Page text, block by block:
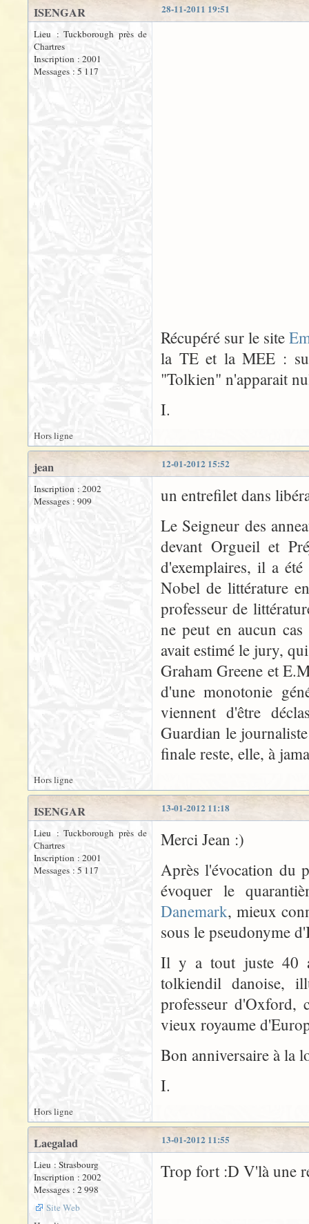
28-11-2011 19:51
ISENGAR
Lieu : Tuckborough près de
Chartres
Inscription : 2001
Messages : 5 117
Récupéré sur le site
la TE et la MEE :
"Tolkien" n'apparait
I.
Hors ligne
12-01-2012 15:52
jean
Inscription : 2002
Messages : 909
un entrefilet dans
Le Seigneur des
devant Orgueil et
d'exemplaires, il a
Nobel de littérature
professeur de
ne peut en aucun
avait estimé le jury,
Graham Greene et
d'une monotonie
viennent d'être
Guardian le
finale reste, elle, à
Hors ligne
13-01-2012 11:18
ISENGAR
Lieu : Tuckborough près de
Chartres
Inscription : 2001
Messages : 5 117
Merci Jean :)
Après l'évocation du
évoquer le
Danemark, mieux
sous le pseudonyme
Il y a tout juste 40
tolkiendil danoise,
professeur d'Oxford,
vieux royaume
Bon anniversaire à la
I.
Hors ligne
13-01-2012 11:55
Laegalad
Lieu : Strasbourg
Inscription : 2002
Messages : 2 998
Site Web
Trop fort :D V'là une